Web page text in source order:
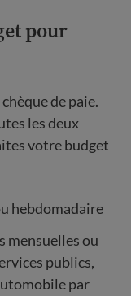
pour
de paie.
les deux
votre budget
hebdomadaire
mensuelles ou
publics,
par